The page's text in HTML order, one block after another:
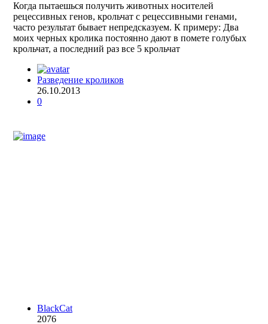
Когда пытаешься получить животных носителей
рецессивных генов, крольчат с рецессивными генами,
часто результат бывает непредсказуем. К примеру: Два
моих черных кролика постоянно дают в помете голубых
крольчат, а последний раз все 5 крольчат
Разведение кроликов
26.10.2013
0
BlackCat
2076